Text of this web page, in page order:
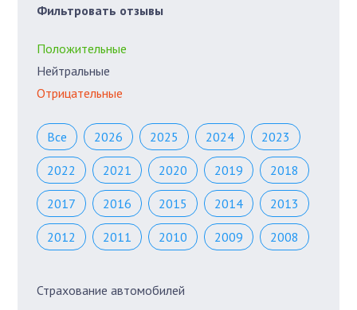
Фильтровать отзывы
Положительные
Нейтральные
Отрицательные
Все 2026 2025 2024 2023
2022 2021 2020 2019 2018
2017 2016 2015 2014 2013
2012 2011 2010 2009 2008
Страхование автомобилей